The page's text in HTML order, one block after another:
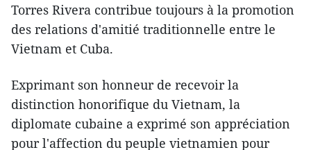
Torres Rivera contribue toujours à la promotion
des relations d'amitié traditionnelle entre le
Vietnam et Cuba.
Exprimant son honneur de recevoir la
distinction honorifique du Vietnam, la
diplomate cubaine a exprimé son appréciation
pour l'affection du peuple vietnamien pour